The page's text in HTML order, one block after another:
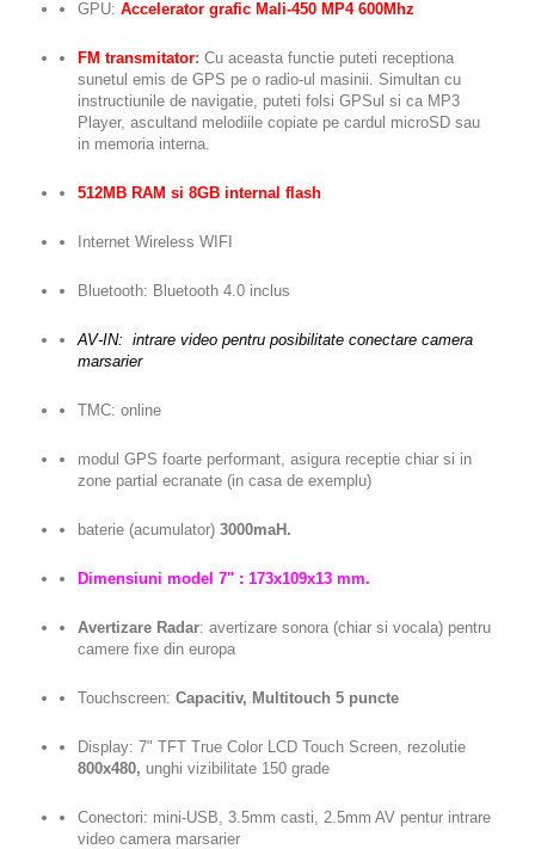
GPU: Accelerator grafic Mali-450 MP4 600Mhz
FM transmitator: Cu aceasta functie puteti receptiona
sunetul emis de GPS pe o radio-ul masinii. Simultan cu
instructiunile de navigatie, puteti folsi GPSul si ca MP3
Player, ascultand melodiile copiate pe cardul microSD sau
in memoria interna.
512MB RAM si 8GB internal flash
Internet Wireless WIFI
Bluetooth: Bluetooth 4.0 inclus
AV-IN: intrare video pentru posibilitate conectare camera
marsarier
TMC: online
modul GPS foarte performant, asigura receptie chiar si in
zone partial ecranate (in casa de exemplu)
baterie (acumulator) 3000maH.
Dimensiuni model 7" : 173x109x13 mm.
Avertizare Radar: avertizare sonora (chiar si vocala) pentru
camere fixe din europa
Touchscreen: Capacitiv, Multitouch 5 puncte
Display: 7" TFT True Color LCD Touch Screen, rezolutie
800x480, unghi vizibilitate 150 grade
Conectori: mini-USB, 3.5mm casti, 2.5mm AV pentur intrare
video camera marsarier